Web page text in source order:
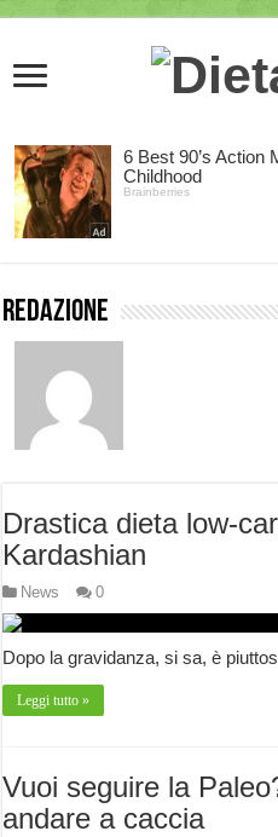
Redazione
Drastica dieta low-
Kardashian
News 0
Dopo la gravidanza, si sa, è
Leggi tutto »
Vuoi seguire la
andare a caccia